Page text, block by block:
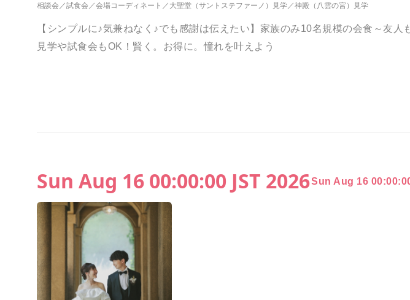
相談会 試食会 会場コーディネート 大聖堂（サントステファーノ）見学 神殿（八雲の宮）見学
【シンプルに♪気兼ねなく♪でも感謝は伝えたい】家族のみ10名規模の会食～友
見学や試食会もOK！賢く。お得に。憧れを叶えよう
Sun Aug 16 00:00:00 JST 2026Sun Aug 16